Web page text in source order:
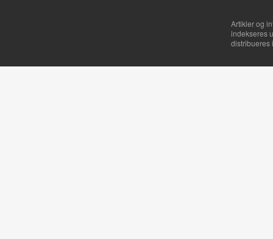
Artikler og
indekseres
distribueres